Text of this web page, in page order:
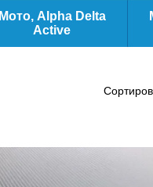
Мото, Alpha Delta
Active